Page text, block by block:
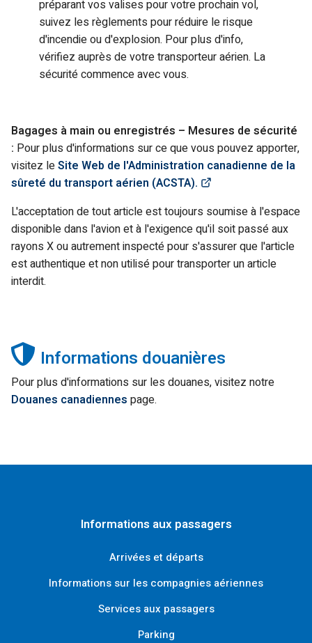
préparant vos valises pour votre prochain vol,
suivez les règlements pour réduire le risque
d'incendie ou d'explosion. Pour plus d'info,
vérifiez auprès de votre transporteur aérien. La
sécurité commence avec vous.
Bagages à main ou enregistrés – Mesures de sécurité
: Pour plus d'informations sur ce que vous pouvez apporter,
visitez leSite Web de l'Administration canadienne de la
sûreté du transport aérien (ACSTA).
L'acceptation de tout article est toujours soumise à l'espace
disponible dans l'avion et à l'exigence qu'il soit passé aux
rayons X ou autrement inspecté pour s'assurer que l'article
est authentique et non utilisé pour transporter un article
interdit.
Informations douanières
Pour plus d'informations sur les douanes, visitez notre
Douanes canadiennes page.
Informations aux passagers
Arrivées et départs
Informations sur les compagnies aériennes
Services aux passagers
Parking